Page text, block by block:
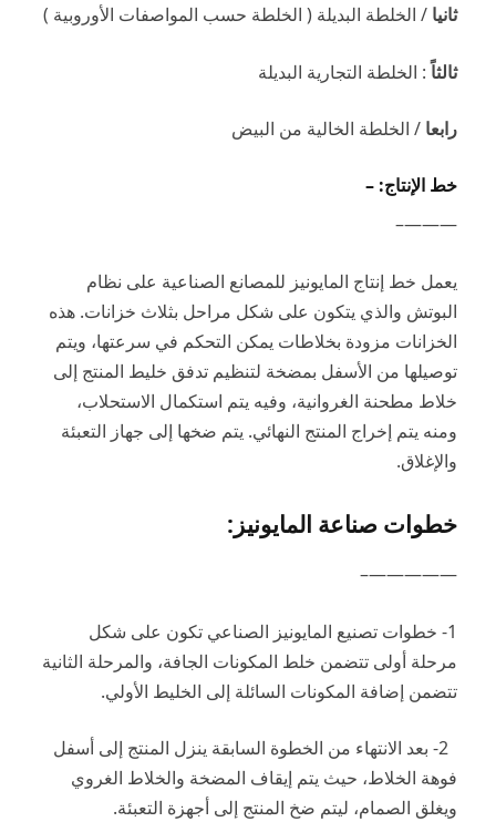
ثانيا / الخلطة البديلة ( الخلطة حسب المواصفات الأوروبية )
ثالثاً: الخلطة التجارية البديلة
رابعا / الخلطة الخالية من البيض
خط الإنتاج: –
———–
يعمل خط إنتاج المايونيز للمصانع الصناعية على نظام
البوتش والذي يتكون على شكل مراحل بثلاث خزانات. هذه
الخزانات مزودة بخلاطات يمكن التحكم في سرعتها، ويتم
توصيلها من الأسفل بمضخة لتنظيم تدفق خليط المنتج إلى
خلاط مطحنة الغروانية، وفيه يتم استكمال الاستحلاب،
ومنه يتم إخراج المنتج النهائي. يتم ضخها إلى جهاز التعبئة
والإغلاق.
خطوات صناعة المايونيز:
—————–
1- خطوات تصنيع المايونيز الصناعي تكون على شكل
مرحلة أولى تتضمن خلط المكونات الجافة، والمرحلة الثانية
تتضمن إضافة المكونات السائلة إلى الخليط الأولي.
2- بعد الانتهاء من الخطوة السابقة ينزل المنتج إلى أسفل
فوهة الخلاط، حيث يتم إيقاف المضخة والخلاط الغروي
ويغلق الصمام، ليتم ضخ المنتج إلى أجهزة التعبئة.